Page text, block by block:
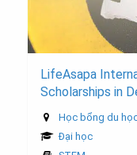
LifeAsapa
Scholarships in
Học bổng du
Đại học